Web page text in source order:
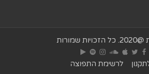
שמורות
לרשימת התפוצה